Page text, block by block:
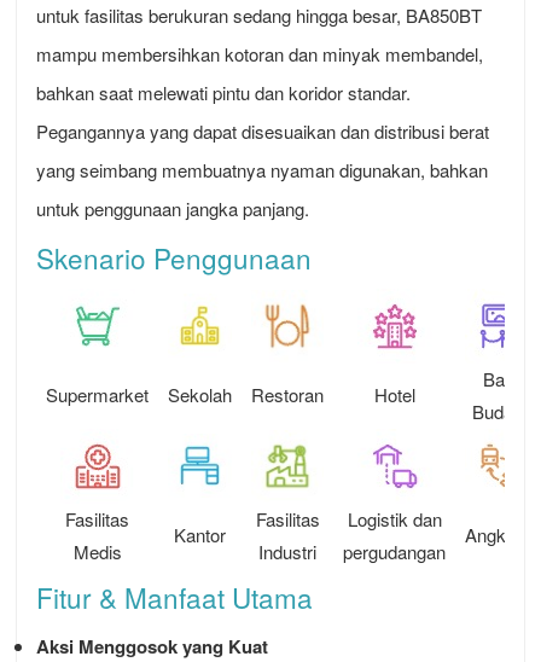
untuk fasilitas berukuran sedang hingga besar, BA850BT
mampu membersihkan kotoran dan minyak membandel,
bahkan saat melewati pintu dan koridor standar.
Pegangannya yang dapat disesuaikan dan distribusi berat
yang seimbang membuatnya nyaman digunakan, bahkan
untuk penggunaan jangka panjang.
Skenario Penggunaan
Supermarket Sekolah Restoran Hotel
Balai
Budaya
Fasilitas
Medis
Kantor
Fasilitas
Industri
Logistik dan
pergudangan
Angkutan
Fitur & Manfaat Utama
Aksi Menggosok yang Kuat